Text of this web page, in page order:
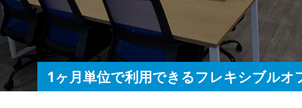
1ヶ月単位で利用できるフレキシブルオ